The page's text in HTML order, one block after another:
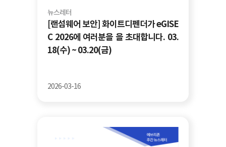
뉴스레터
[랜섬웨어 보안] 화이트디펜더가 eGISE
C 2026에 여러분을 을 초대합니다. 03.
18(수) ~ 03.20(금)
2026-03-16